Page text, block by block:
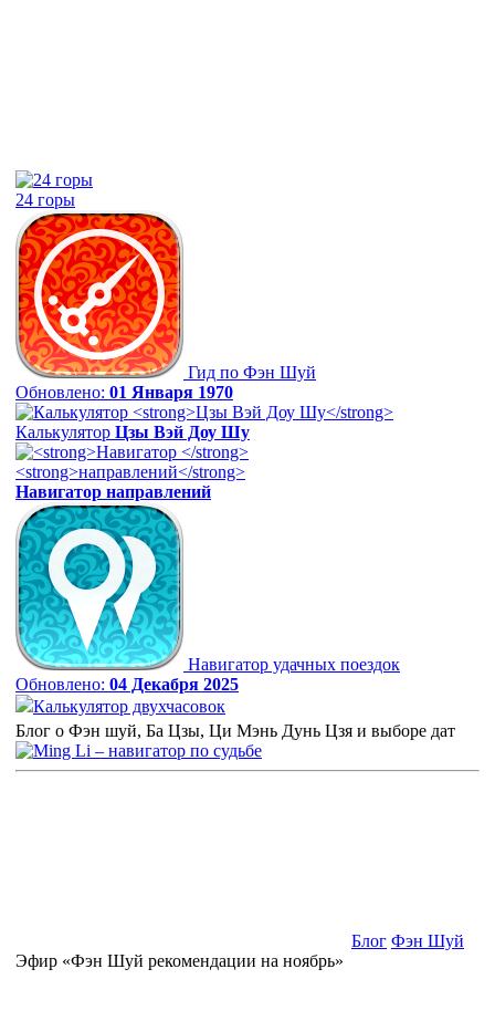
24 горы
Гид по Фэн Шуй
Обновлено: 01 Января 1970
Калькулятор Цзы Вэй Доу Шу
Навигатор направлений
Навигатор удачных поездок
Обновлено: 04 Декабря 2025
Калькулятор двухчасовок
Блог о Фэн шуй, Ба Цзы, Ци Мэнь Дунь Цзя и выборе дат
Блог Фэн Шуй
Эфир «Фэн Шуй рекомендации на ноябрь»